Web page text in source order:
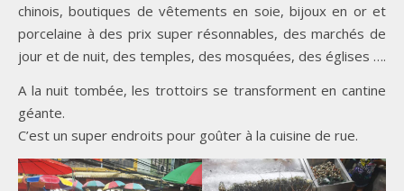
chinois, boutiques de vêtements en soie, bijoux en or et
porcelaine à des prix super résonnables, des marchés de
jour et de nuit, des temples, des mosquées, des églises ….
A la nuit tombée, les trottoirs se transforment en cantine
géante.
C’est un super endroits pour goûter à la cuisine de rue.